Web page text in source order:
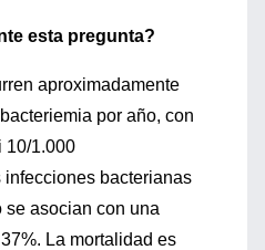
esta pregunta?
aproximadamente
por año, con
10/1.000
bacterianas
se asocian con una
La mortalidad es